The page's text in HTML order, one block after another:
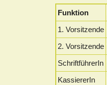
Funktion
1. Vorsitzende
2. Vorsitzende
SchriftführerIn
KassiererIn